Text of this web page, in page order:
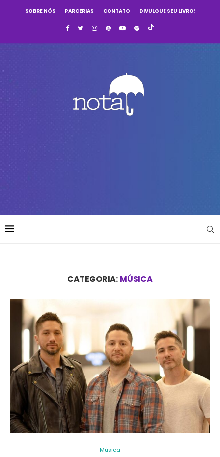
SOBRE NÓS PARCERIAS CONTATO DIVULGUE SEU LIVRO!
CATEGORIA: MÚSICA
Música